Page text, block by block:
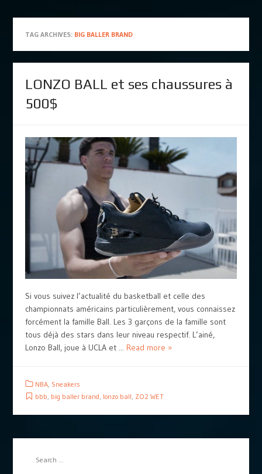
TAG ARCHIVES: BIG BALLER BRAND
LONZO BALL et ses chaussures à
500$
Si vous suivez l’actualité du basketball et celle des
championnats américains particulièrement, vous connaissez
forcément la famille Ball. Les 3 garçons de la famille sont
tous déjà des stars dans leur niveau respectif. L’ainé,
Lonzo Ball, joue à UCLA et ... Read more »
NBA, Sneakers
bbb big baller brand lonzo ball ZO2 WET